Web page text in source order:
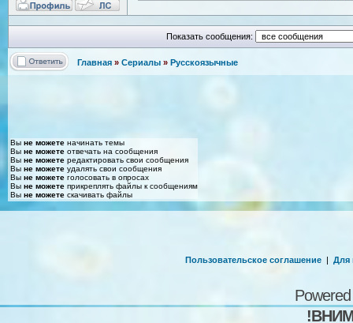
Показать сообщения:
Главная » Сериалы » Русскоязычные
Вы не можете начинать темы
Вы не можете отвечать на сообщения
Вы не можете редактировать свои сообщения
Вы не можете удалять свои сообщения
Вы не можете голосовать в опросах
Вы не можете прикреплять файлы к сообщениям
Вы не можете скачивать файлы
Пользовательское соглашение | Для